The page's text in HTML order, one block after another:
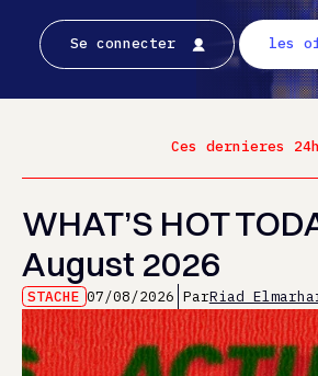
Se connecter les
Ces dernieres 24h
WHAT’S HOT
August 2026
STACHE 07/08/2026 ParRiad